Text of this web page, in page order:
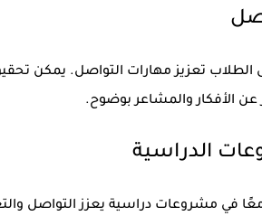
الطلاب تعزيز مهارات التواصل. يمكن
عن الأفكار والمشاعر بوضوح.
الدراسية
في مشروعات دراسية يعزز التواصل